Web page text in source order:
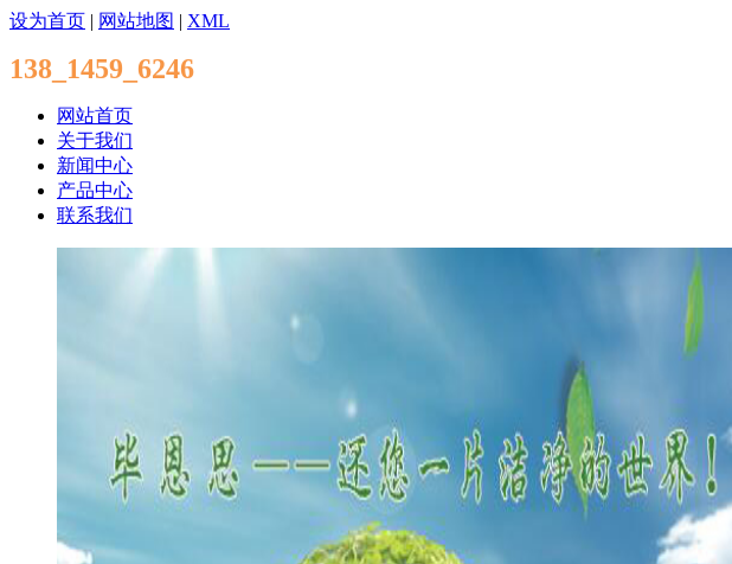
设为首页 | 网站地图 | XML
138_1459_6246
网站首页
关于我们
新闻中心
产品中心
联系我们